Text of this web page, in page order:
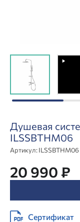
Душевая
ILSSBTHM06
Артикул:ILSSBTHM06
20 990 ₽
Сертификат